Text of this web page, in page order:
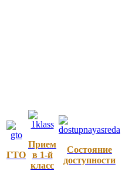
ГТО
Прием
в 1-й
класс
Состояние
доступности